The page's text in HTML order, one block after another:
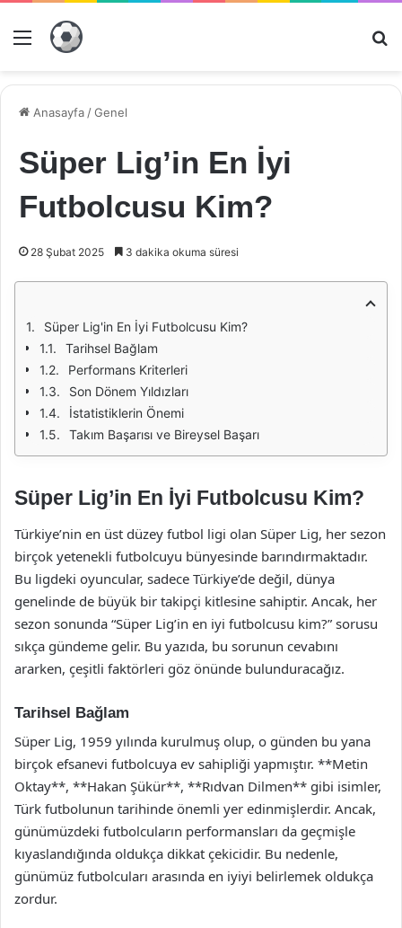
Menü
Anasayfa /Genel
Süper Lig’in En İyi
Futbolcusu Kim?
28 Şubat 2025 3 dakika okuma süresi
Süper Lig'in En İyi Futbolcusu Kim?
Tarihsel Bağlam
Performans Kriterleri
Son Dönem Yıldızları
İstatistiklerin Önemi
Takım Başarısı ve Bireysel Başarı
Süper Lig’in En İyi Futbolcusu Kim?
Türkiye’nin en üst düzey futbol ligi olan Süper Lig, her sezon
birçok yetenekli futbolcuyu bünyesinde barındırmaktadır.
Bu ligdeki oyuncular, sadece Türkiye’de değil, dünya
genelinde de büyük bir takipçi kitlesine sahiptir. Ancak, her
sezon sonunda “Süper Lig’in en iyi futbolcusu kim?” sorusu
sıkça gündeme gelir. Bu yazıda, bu sorunun cevabını
ararken, çeşitli faktörleri göz önünde bulunduracağız.
Tarihsel Bağlam
Süper Lig, 1959 yılında kurulmuş olup, o günden bu yana
birçok efsanevi futbolcuya ev sahipliği yapmıştır. **Metin
Oktay**, **Hakan Şükür**, **Rıdvan Dilmen** gibi isimler,
Türk futbolunun tarihinde önemli yer edinmişlerdir. Ancak,
günümüzdeki futbolcuların performansları da geçmişle
kıyaslandığında oldukça dikkat çekicidir. Bu nedenle,
günümüz futbolcuları arasında en iyiyi belirlemek oldukça
zordur.